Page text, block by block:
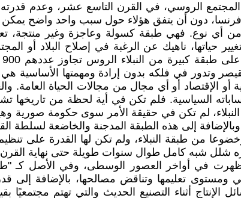
الروسي، في القرن التاسع عشر، وعدم
دون أن يتفق هؤلاء حول سبب واحد واضح يمكن
أي نوع. فهي طبقة كسولة وعاجزة وغير منتجة،
حياتها، ناهيك عن الرغبة في إصلاح البلاد أو
وتدور في فلكه بدون إرادة ومهمتها الأساسية
أو الإقتصاد أو أي مجال من مجالات الحياة
السياسية. فلم تكن في أية لحظة من
لم تكن في حقيقة الأمر سوى حكومة
إلى هذه الطبقة المدجنة والخاضعة لسلطة
من طبقة النبلاء، ولم تكن لها القدرة على
شلل شبه كامل طوال سنوات طويلة حتى نهاية
ظهرت في أواخر العصور الوسطى، وفي الأصل كـ
ومستوى تعليمها وتناقض مصالحها، بالإضافة
أثناء التصنيع الحديث والتي تهتم